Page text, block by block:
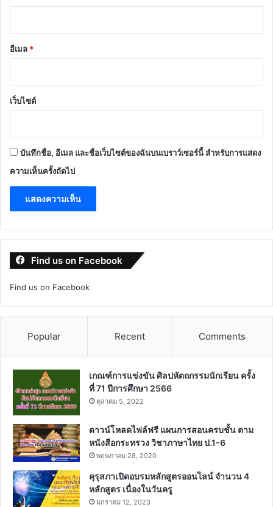
อีเมล *
เว็บไซต์
บันทึกชื่อ, อีเมล และชื่อเว็บไซต์ของฉันบนเบราว์เซอร์นี้ สำหรับการแสดง
ความเห็นครั้งถัดไป
Find us on Facebook
Find us on Facebook
Popular Recent Comments
เกณฑ์การแข่งขัน ศิลปหัตถกรรมนักเรียน ครั้ง
ที่ 71 ปีการศึกษา 2566
ตุลาคม 5, 2022
ดาวน์โหลดไฟล์ฟรี แผนการสอนครบชั้น ตาม
หนังสือกระทรวง วิชาภาษาไทย ป.1-6
พฤษภาคม 28, 2020
คุรุสภาเปิดอบรมหลักสูตรออนไลน์ จำนวน 4
หลักสูตร เนื่องในวันครู
มกราคม 12, 2023